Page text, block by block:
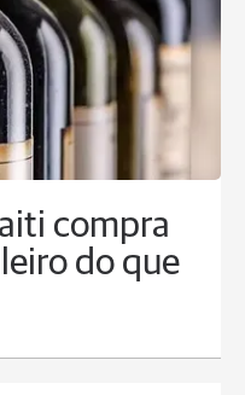
compra
do que